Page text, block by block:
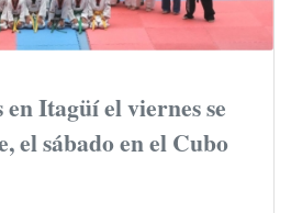
Itagüí el viernes se
el sábado en el Cubo